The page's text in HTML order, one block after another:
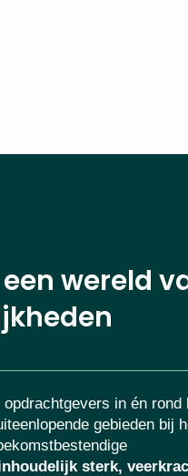
wereld
opdrachtgevers in én rond
gebieden bij
sterk,